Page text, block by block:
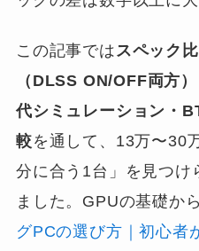
この記事では スペック
（DLSS ON/OFF両方
代シミュレーション・
較を通して、13万〜30
分に合う1台」を見つけ
ました。GPUの基礎か
グPCの選び方｜初心者